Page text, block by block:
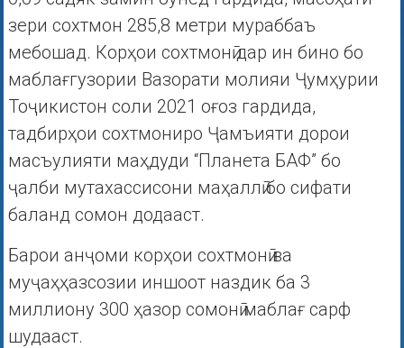
зери сохтмон 285,8 метри мураббаъ
мебошад. Корҳои сохтмонӣ дар ин бино бо
маблағгузории Вазорати молияи Ҷумҳурии
Тоҷикистон соли 2021 оғоз гардида,
тадбирҳои сохтмониро Ҷамъияти дорои
масъулияти маҳдуди “Планета БАФ” бо
ҷалби мутахассисони маҳаллӣ бо сифати
баланд сомон додааст.
Барои анҷоми корҳои сохтмонӣ ва
муҷаҳҳазсозии иншоот наздик ба 3
миллиону 300 ҳазор сомонӣ маблағ сарф
шудааст.